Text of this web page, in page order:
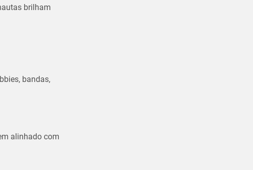
brilham
bandas,
alinhado com